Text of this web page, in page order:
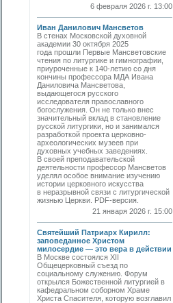
6 февраля 2026 г. 13:00
Иван Данилович Мансветов
В стенах Московской духовной
академии 30 октября 2025
года прошли Первые Мансветовские
чтения по литургике и гимнографии,
приуроченные к 140-летию со дня
кончины профессора МДА Ивана
Даниловича Мансветова,
выдающегося русского
исследователя православного
богослужения. Он не только внес
значительный вклад в становление
русской литургики, но и занимался
разработкой проекта церковно-
археологических музеев при
духовных учебных заведениях.
В своей преподавательской
деятельности профессор Мансветов
уделял особое внимание изучению
истории церковного искусства
в неразрывной связи с литургической
жизнью Церкви. PDF-версия.
21 января 2026 г. 15:00
Святейший Патриарх Кирилл:
заповеданное Христом
милосердие — это вера в действии
В Москве состоялся XII
Общецерковный съезд по
социальному служению. Форум
открылся Божественной литургией в
кафедральном соборном Храме
Христа Спасителя, которую возглавил